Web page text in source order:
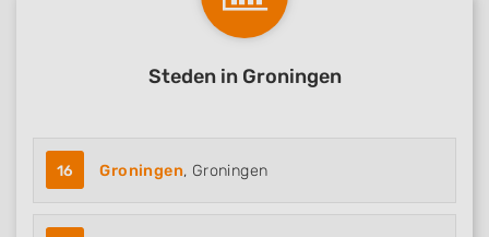
Steden in Groningen
16 Groningen, Groningen